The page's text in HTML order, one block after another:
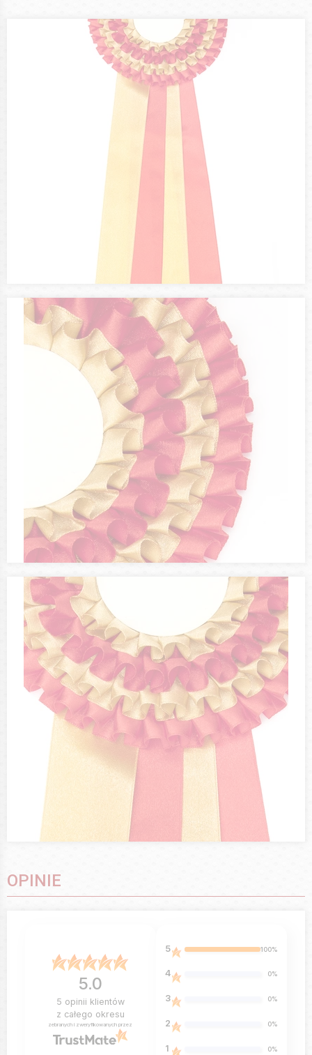
OPINIE
5.0
5 opinii klientów
z całego okresu
zebranych i zweryfikowanych przez
5 100%
4 0%
3 0%
2 0%
1 0%